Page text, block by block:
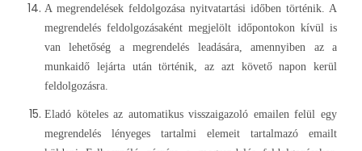
A megrendelések feldolgozása nyitvatartási időben történik. A
megrendelés feldolgozásaként megjelölt időpontokon kívül is
van lehetőség a megrendelés leadására, amennyiben az a
munkaidő lejárta után történik, az azt követő napon kerül
feldolgozásra.
Eladó köteles az automatikus visszaigazoló emailen felül egy
megrendelés lényeges tartalmi elemeit tartalmazó emailt